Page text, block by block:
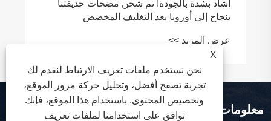
أشاد بشدة بالجودة! تم شحن مضخات حديقتنا
بنجاح إلى أوروبا بعد التغليف المخصص
عرض المزيد >>
معلومات عنا
X
نحن نستخدم ملفات تعريف الارتباط لنقدم لك
تجربة تصفح أفضل، وتحليل حركة مرور الموقع،
وتخصيص المحتوى. باستخدام هذا الموقع، فإنك
توافق على استخدامنا لملفات تعريف